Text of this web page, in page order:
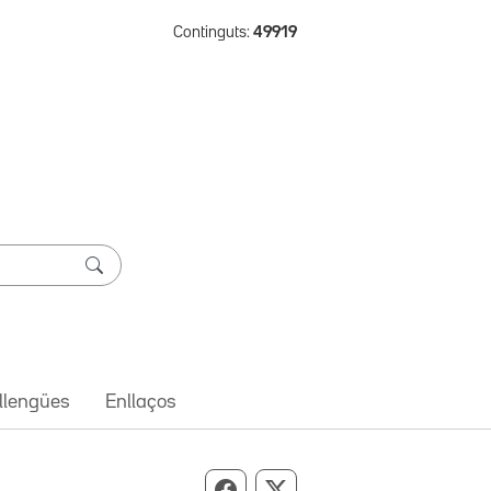
Continguts: 49919
Enllaços